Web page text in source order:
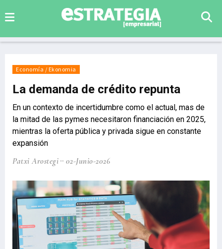
Economía / Ekonomia
La demanda de crédito repunta
En un contexto de incertidumbre como el actual, mas de
la mitad de las pymes necesitaron financiación en 2025,
mientras la oferta pública y privada sigue en constante
expansión
Patxi Arostegi 02-Junio-2026